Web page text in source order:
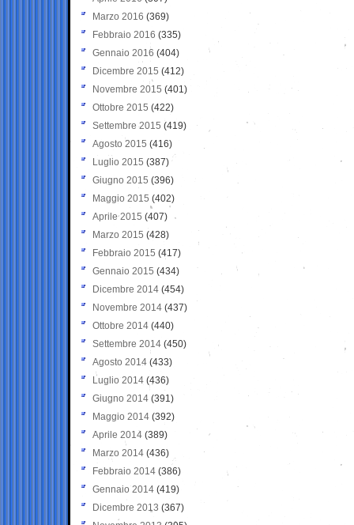
Marzo 2016 (369)
Febbraio 2016 (335)
Gennaio 2016 (404)
Dicembre 2015 (412)
Novembre 2015 (401)
Ottobre 2015 (422)
Settembre 2015 (419)
Agosto 2015 (416)
Luglio 2015 (387)
Giugno 2015 (396)
Maggio 2015 (402)
Aprile 2015 (407)
Marzo 2015 (428)
Febbraio 2015 (417)
Gennaio 2015 (434)
Dicembre 2014 (454)
Novembre 2014 (437)
Ottobre 2014 (440)
Settembre 2014 (450)
Agosto 2014 (433)
Luglio 2014 (436)
Giugno 2014 (391)
Maggio 2014 (392)
Aprile 2014 (389)
Marzo 2014 (436)
Febbraio 2014 (386)
Gennaio 2014 (419)
Dicembre 2013 (367)